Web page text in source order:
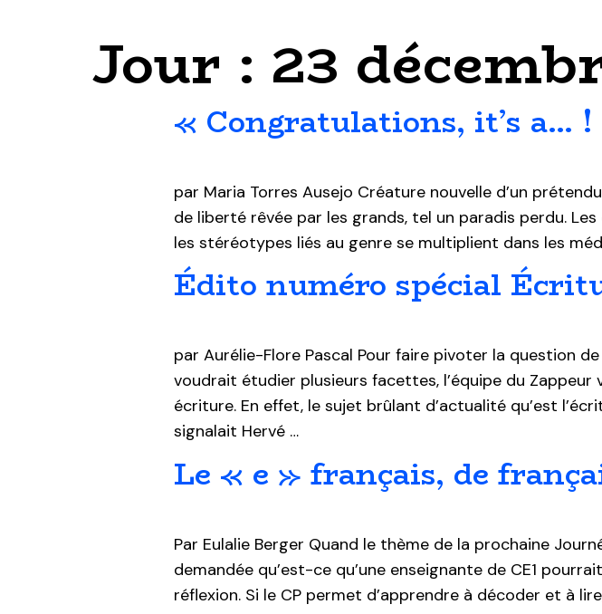
Jour : 23
« Congratulations, it’s a…
par Maria Torres Ausejo Créature nouvelle d’un
de liberté rêvée par les grands, tel un paradis perdu.
les stéréotypes liés au genre se multiplient dans les
Édito numéro spécial
par Aurélie-Flore Pascal Pour faire pivoter la question
voudrait étudier plusieurs facettes, l’équipe du
écriture. En effet, le sujet brûlant d’actualité qu’est
signalait Hervé …
Le « e » français, de
Par Eulalie Berger Quand le thème de la prochaine
demandée qu’est-ce qu’une enseignante de CE1
réflexion. Si le CP permet d’apprendre à décoder et à